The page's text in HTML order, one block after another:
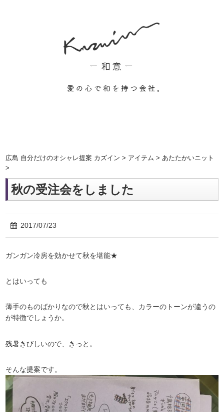
広島 自分だけのオシャレ提案 カズイン > アイテム >あたたかいニット
>
秋の受注会をしました
2017/07/23
ガンガン冷房を効かせて秋を堪能★
とはいっても
薄手のものばかりなので秋とはいっても、カラーのトーンが違うの
が特徴でしょうか。
残暑きびしいので、きっと。
そんな提案です。